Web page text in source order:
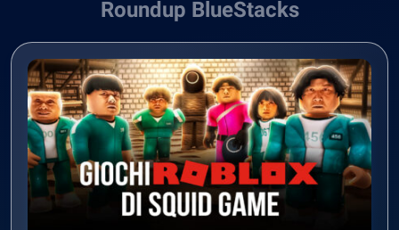
Roundup BlueStacks